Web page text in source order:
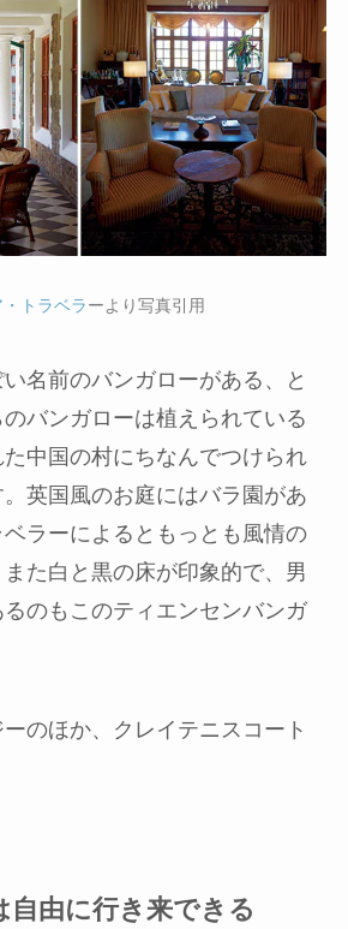
トラベラーより写真引用
名前のバンガローがある、と
バンガローは植えられている
中国の村にちなんでつけられ
英国風のお庭にはバラ園があ
ラーによるともっとも風情の
た白と黒の床が印象的で、男
のもこのティエンセンバンガ
のほか、クレイテニスコート
自由に行き来できる